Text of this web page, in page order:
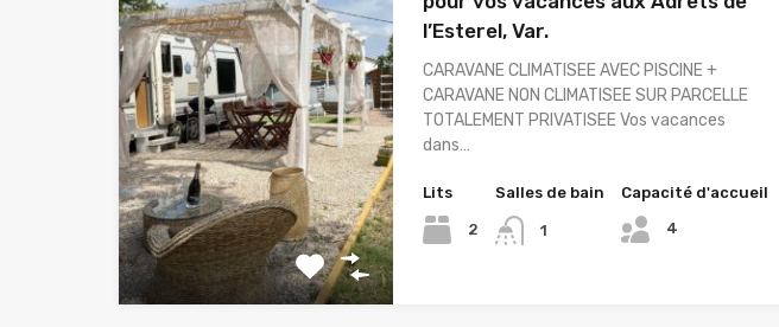
l’Esterel, Var.
CARAVANE CLIMATISEE AVEC PISCINE +
CARAVANE NON CLIMATISEE SUR PARCELLE
TOTALEMENT PRIVATISEE Vos vacances
dans…
Lits
2
Salles de bain
1
Capacité d'accueil
4